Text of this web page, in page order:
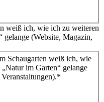
weiß ich, wie ich zu weiteren
(Website, Magazin,
Schaugarten weiß ich, wie
im Garten“ gelange
*